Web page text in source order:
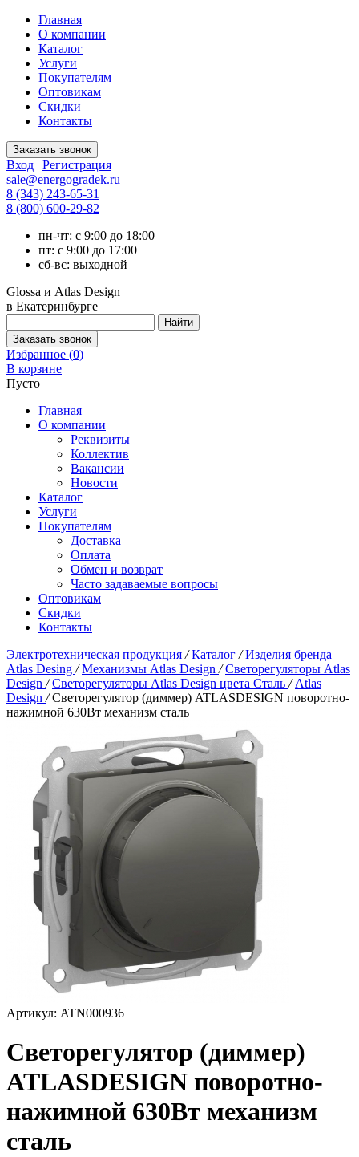
Главная
О компании
Каталог
Услуги
Покупателям
Оптовикам
Скидки
Контакты
Вход | Регистрация
sale@energogradek.ru
8 (343) 243-65-31
8 (800) 600-29-82
пн-чт: с 9:00 до 18:00
пт: с 9:00 до 17:00
сб-вс: выходной
Glossa и Atlas Design
в Екатеринбурге
Избранное (0)
В корзине
Пусто
Главная
О компании
Реквизиты
Коллектив
Вакансии
Новости
Каталог
Услуги
Покупателям
Доставка
Оплата
Обмен и возврат
Часто задаваемые вопросы
Оптовикам
Скидки
Контакты
Электротехническая продукция / Каталог / Изделия бренда
Atlas Desing / Механизмы Atlas Design / Светорегуляторы Atlas
Design / Светорегуляторы Atlas Design цвета Сталь / Atlas
Design / Светорегулятор (диммер) ATLASDESIGN поворотно-
нажимной 630Вт механизм сталь
Артикул: ATN000936
Светорегулятор (диммер)
ATLASDESIGN поворотно-
нажимной 630Вт механизм
сталь